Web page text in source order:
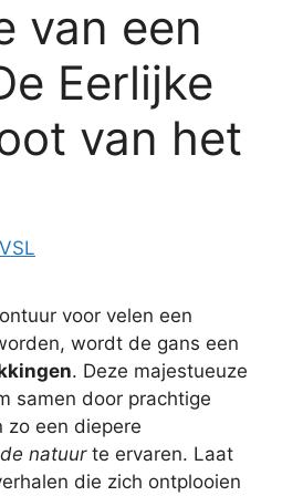
van een
Eerlijke
van het
voor velen een
wordt de gans een
. Deze majestueuze
samen door prachtige
zo een diepere
natuurte ervaren. Laat
die zich ontplooien